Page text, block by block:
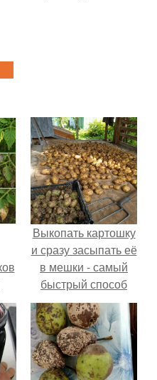
Выкопать картошку
и сразу засыпать её
в мешки - самый
быстрый способ
спрятать вместе с
урожаем гниль,
порезы и больные
клубни.